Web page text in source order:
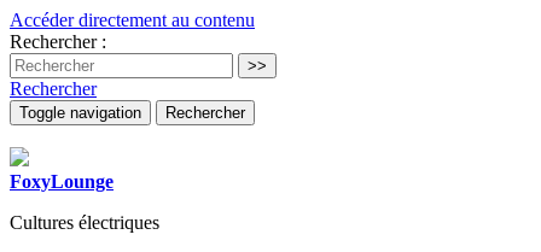
Accéder directement au contenu
Rechercher :
Rechercher
Toggle navigation Rechercher
FoxyLounge
Cultures électriques